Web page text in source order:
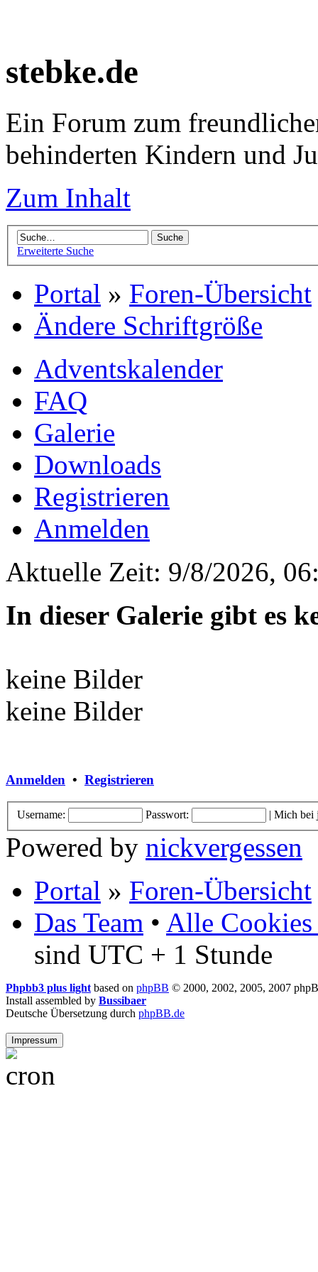
stebke.de
Ein Forum zum
behinderten Kindern und
Zum Inhalt
Erweiterte Suche
Portal » Foren-Übersicht
Ändere Schriftgröße
Adventskalender
FAQ
Galerie
Downloads
Registrieren
Anmelden
Aktuelle Zeit: 9/8/2026,
In dieser Galerie gibt es
keine Bilder
keine Bilder
Anmelden • Registrieren
Username: Passwort: | Mich bei
Powered by nickvergessen
Portal » Foren-Übersicht
Das Team • Alle Cookies
sind UTC + 1 Stunde
Phpbb3 plus light based on phpBB © 2000, 2002, 2005, 2007
Install assembled by Bussibaer
Deutsche Übersetzung durch phpBB.de